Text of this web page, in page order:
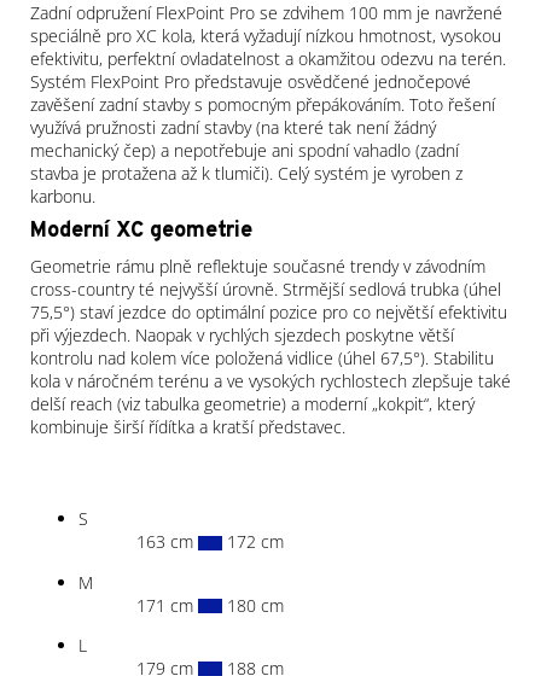
Zadní odpružení FlexPoint Pro se zdvihem 100 mm je navržené
speciálně pro XC kola, která vyžadují nízkou hmotnost, vysokou
efektivitu, perfektní ovladatelnost a okamžitou odezvu na terén.
Systém FlexPoint Pro představuje osvědčené jednočepové
zavěšení zadní stavby s pomocným přepákováním. Toto řešení
využívá pružnosti zadní stavby (na které tak není žádný
mechanický čep) a nepotřebuje ani spodní vahadlo (zadní
stavba je protažena až k tlumiči). Celý systém je vyroben z
karbonu.
Moderní XC geometrie
Geometrie rámu plně reflektuje současné trendy v závodním
cross-country té nejvyšší úrovně. Strmější sedlová trubka (úhel
75,5°) staví jezdce do optimální pozice pro co největší efektivitu
při výjezdech. Naopak v rychlých sjezdech poskytne větší
kontrolu nad kolem více položená vidlice (úhel 67,5°). Stabilitu
kola v náročném terénu a ve vysokých rychlostech zlepšuje také
delší reach (viz tabulka geometrie) a moderní „kokpit“, který
kombinuje širší řídítka a kratší představec.
S
163 cm
172 cm
M
171 cm
180 cm
L
179 cm
188 cm